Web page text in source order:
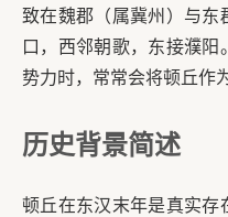
致在魏郡（属冀州）与东
口，西邻朝歌，东接濮
势力时，常常会将顿丘作
历史背景简述
顿丘在东汉末年是真实存